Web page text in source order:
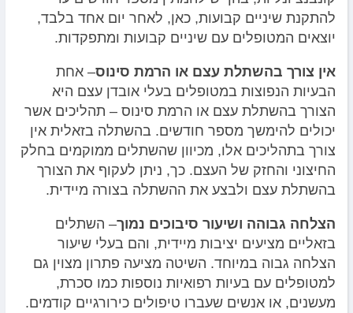
להתקנת שיניים קבועות, כאן, לאחר יום אחד בלבד,
יוצאים המטופלים עם שיניים קבועות ומתפקדות.
אין צורך בהשתלת עצם או הרמת סינוס– אחת
הבעיות הנפוצות במטופלים בעלי אובדן עצם היא
הצורך בהשתלת עצם או הרמת סינוס – תהליכים אשר
יכולים להימשך מספר חודשים. בהשתלה בזאלית אין
צורך בתהליכים אלו, מכיוון שהשתלים ממוקמים בחלק
החיצוני והחזק של העצם. כך, ניתן לעקוף את הצורך
בהשתלת עצם ולבצע את ההשתלה בצורה מיידית.
הצלחה גבוהה ושיעור סיבוכים נמוך– השתלים
בזאליים מציעים יציבות מיידית, והם בעלי שיעור
הצלחה גבוה במיוחד. השיטה מציעה פתרון מצוין גם
למטופלים עם בעיות רפואיות נוספות כמו סכרת,
מעשנים, או אנשים שעברו טיפולים כירורגיים קודמים.